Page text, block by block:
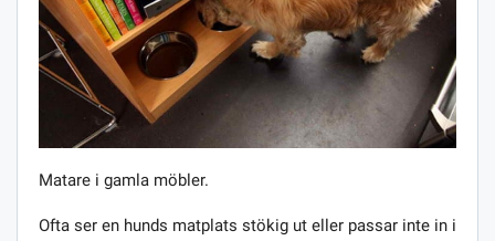
Matare i gamla möbler.
Ofta ser en hunds matplats stökig ut eller passar inte in i